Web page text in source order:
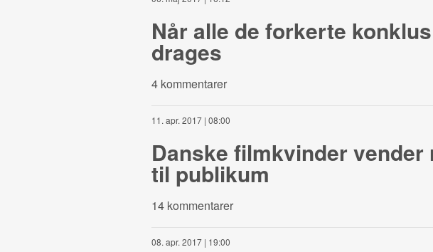
Når alle de forkerte
drages
4 kommentarer
11. apr. 2017 | 08:00
Danske filmkvinder vender
til publikum
14 kommentarer
08. apr. 2017 | 19:00